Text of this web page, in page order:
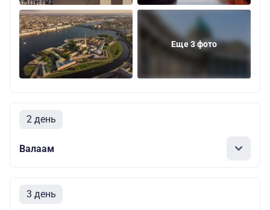
Еще 3 фото
2 день
Валаам
3 день